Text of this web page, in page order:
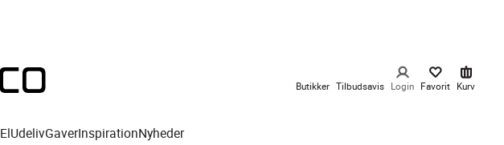
Butikker Tilbudsavis Login Favorit Kurv
ElUdelivGaverInspirationNyheder